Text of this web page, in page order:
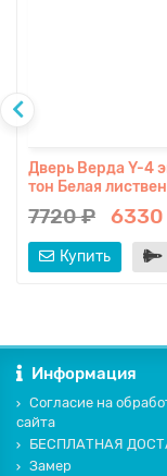
Дверь Верда Y-4
тон Белая
7720 ₽
Купить
Информация
Согласие на
сайта
БЕСПЛАТНАЯ
Замер